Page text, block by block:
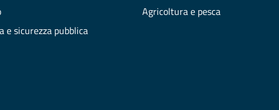
e sicurezza pubblica
Agricoltura e pesca